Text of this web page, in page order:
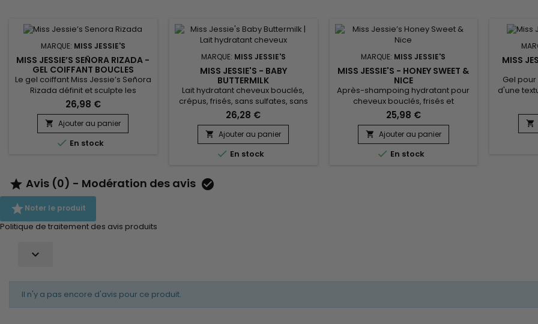
MARQUE: MISS JESSIE'S
MISS JESSIE’S SEÑORA RIZADA -
GEL COIFFANT BOUCLES
Le gel coiffant Miss Jessie’s Señora
Rizada définit et sculpte les
boucles sans effort, tout en
apportant brillance et douceur de
la racine jusqu’aux pointes. Sa
formule hydratante ne colle pas,
ne laisse aucun résidu ni pellicule,
la fibre capillaire, préserve la
casse et met en valeur...
26,98 €
 Ajouter au panier
 En stock
MARQUE: MISS JESSIE'S
MISS JESSIE'S - BABY
BUTTERMILK
Lait hydratant cheveux bouclés,
crépus, frisés, sans sulfates, sans
parabène et sans silicone, il
hydrate intensément, démêle en
douceur et définit les
boucles.&nbsp; Miss Jessie's Baby
Buttermilk fortifie, restaure la fibre
élimine les nœuds et protège les
cheveux des agressions
26,28 €
 Ajouter au panier
 En stock
MARQUE: MISS JESSIE'S
MISS JESSIE'S - HONEY SWEET &
NICE
Après-shampoing hydratant pour
cheveux bouclés, frisés et
crépus.&nbsp; Grâce à sa formule
riche, Miss Jessie’s Honey Sweet &
Nice hydrate, nourrit, répare et
renforce les boucles fragiles en
limitant la casse.&nbsp; Cet
25,98 €
 Ajouter au panier
 En stock
MISS
Gel
d'une
rapide,

 Avis (0) - Modération des avis 
Noter le produit
Politique de traitement des avis produits

Il n'y a pas encore d'avis pour ce produit.